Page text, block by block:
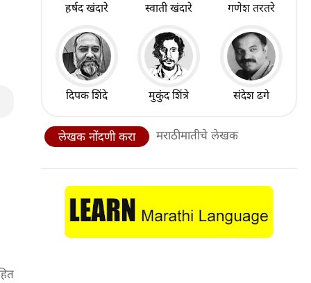
हर्षद खंदारे स्वाती खंदारे गणेश तरतरे
दिपक शिंदे मुकुंद शिंत्रे संदेश ढगे
लेखक नोंदणी करा मराठीमातीचे लेखक